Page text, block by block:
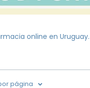
online en
página